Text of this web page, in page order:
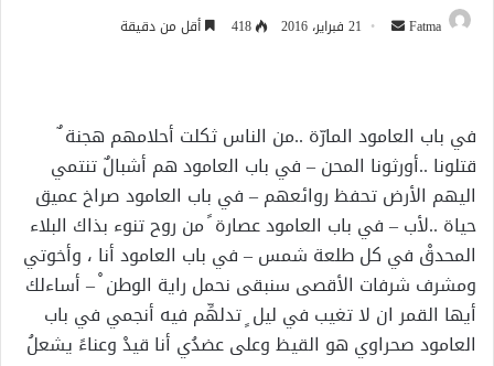
Fatma
أرسل 21 فبراير، 2016 418 أقل من دقيقة
في باب العامود المارّة ..من الناس ثكلت أحلامهم هجنة ٌ
قتلونا ..أورثونا المحن – في باب العامود هم أشبالٌ تنتمي
اليهم الأرض تحفظ روائعهم – في باب العامود صراخ عميق
حياة ..لأب – في باب العامود عصارة ً من روح تنوء بذاك البلاء
المحدقْ في كل طلعة شمس – في باب العامود أنا ، وأخوتي
ومشرف شرفات الأقصى سنبقى نحمل راية الوطن ْ – أساءلك
أيها القمر ان لا تغيب في ليل ٍ تدلهِّم فيه أنجمي في باب
العامود صحراوي هو القيظ وعلى عضدُي أنا قيدْ وعناءً يشعلُ